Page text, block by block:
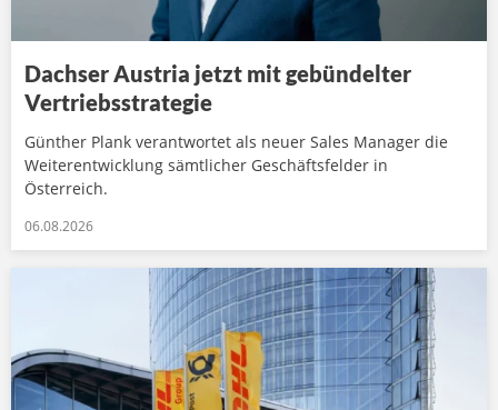
Dachser Austria jetzt mit gebündelter
Vertriebsstrategie
Günther Plank verantwortet als neuer Sales Manager die
Weiterentwicklung sämtlicher Geschäftsfelder in
Österreich.
06.08.2026